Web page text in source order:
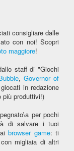
consigliare dalle
con noi! Scopri
maggiore!
staff di "Giochi
, Governor of
in redazione
più produttivi!)
per pochi
di salvare i tuoi
browser game: ti
migliaia di altri